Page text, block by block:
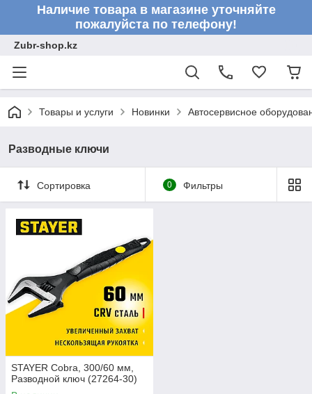
Наличие товара в магазине уточняйте
пожалуйста по телефону!
Zubr-shop.kz
Товары и услуги Новинки Автосервисное
Разводные ключи
Сортировка 0 Фильтры
STAYER Cobra, 300/60 мм,
Разводной ключ (27264-30)